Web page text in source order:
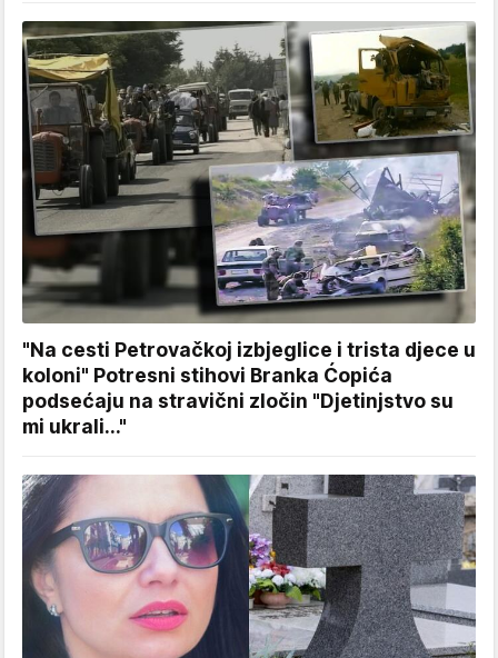
"Na cesti Petrovačkoj izbjeglice i trista djece u
koloni" Potresni stihovi Branka Ćopića
podsećaju na stravični zločin "Djetinjstvo su
mi ukrali..."